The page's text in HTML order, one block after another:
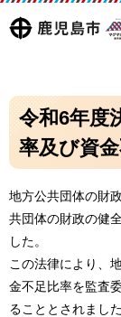
鹿児島
マ
マ
令和6年度
率及び資
地方公共団体の財
共団体の財政の健
した。
この法律により、
金不足比率を監査
ることとされました